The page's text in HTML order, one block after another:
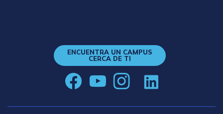
ENCUENTRA UN CAMPUS
CERCA DE TI